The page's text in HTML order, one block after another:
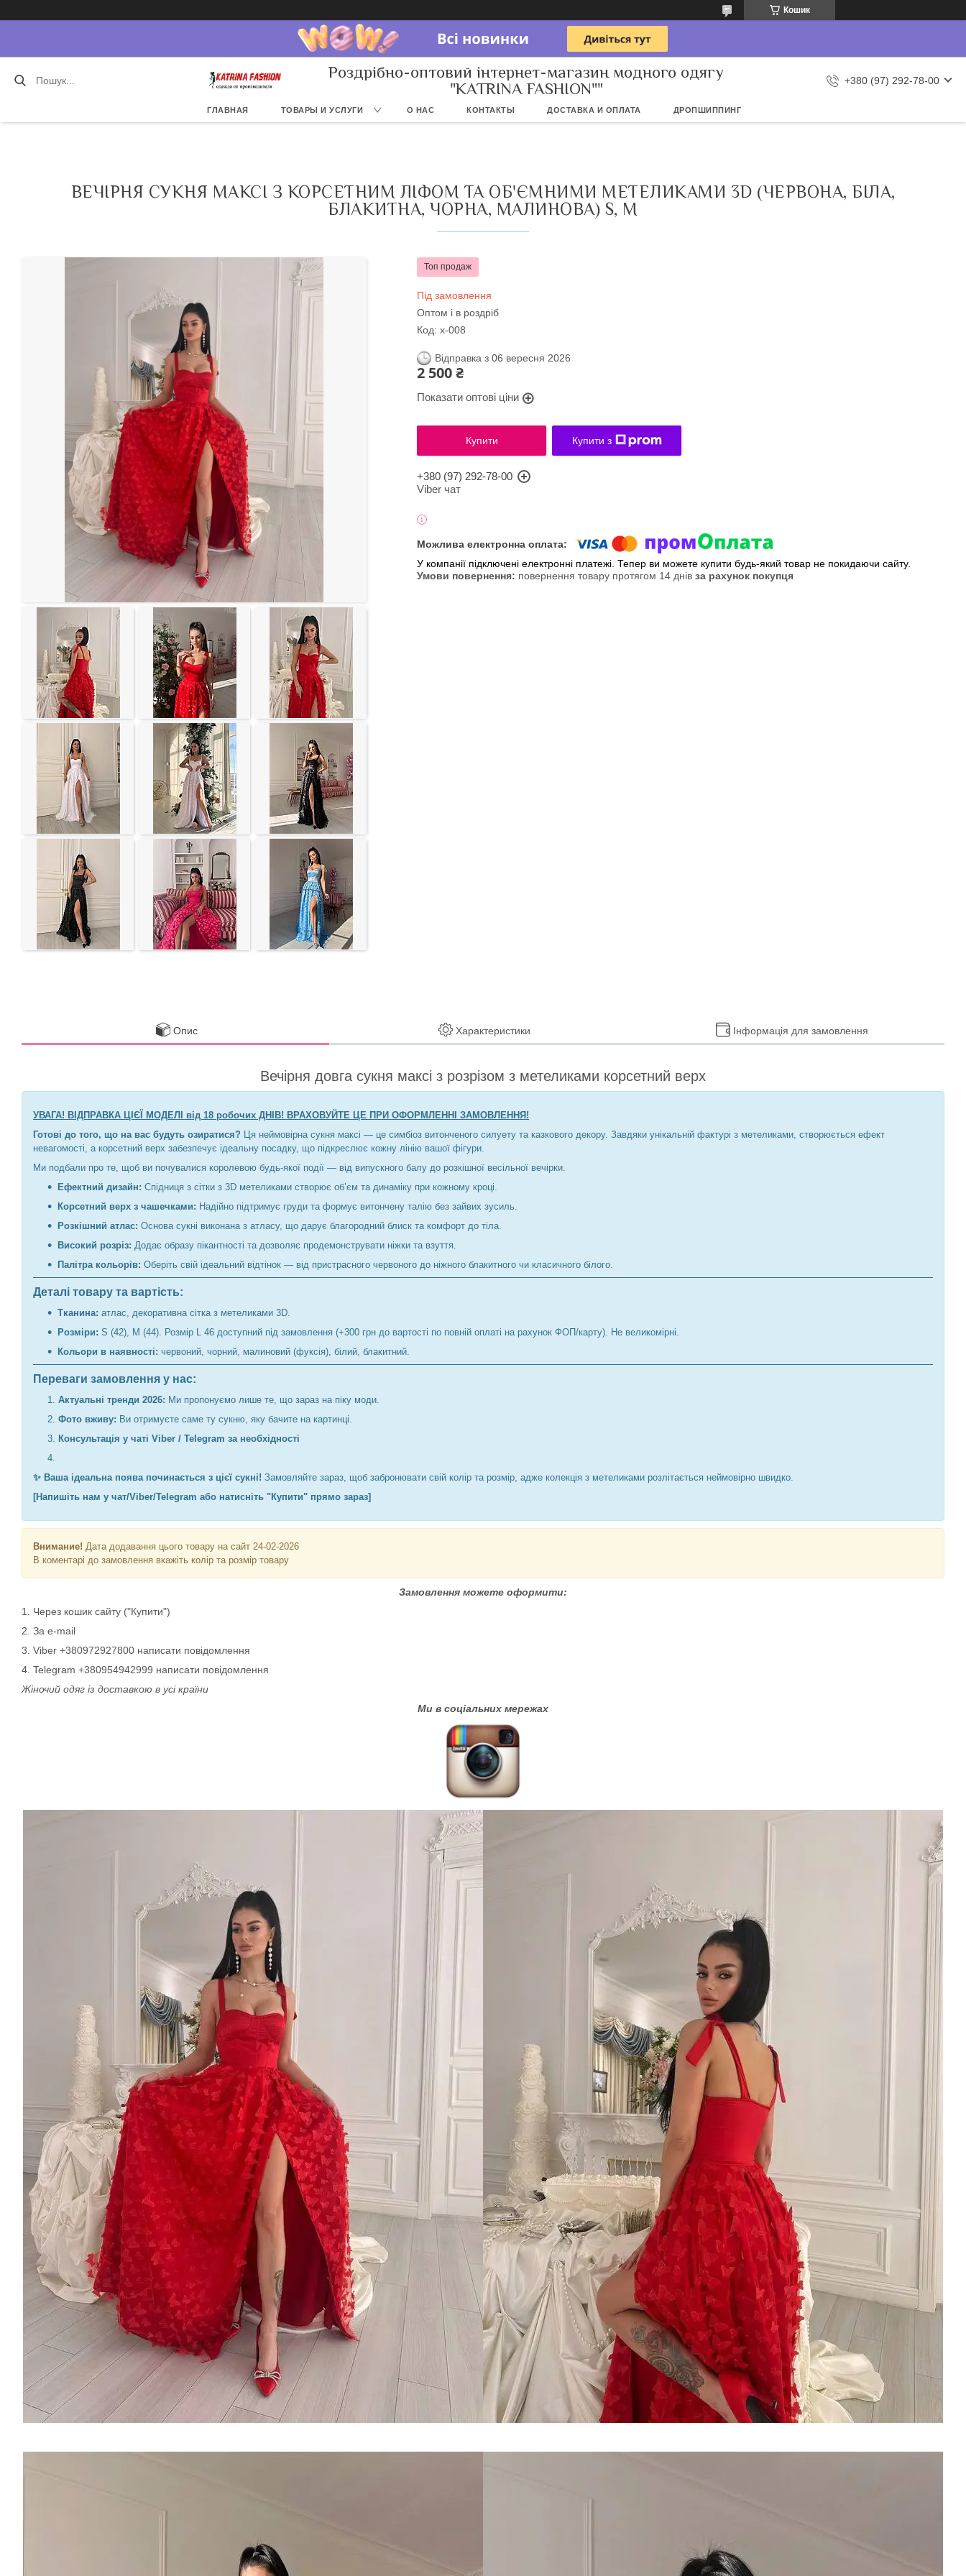
Кошик
Роздрібно-оптовий інтернет-магазин модного одягу
"KATRINA FASHION""
+380 (97) 292-78-00
ГЛАВНАЯ ТОВАРЫ И УСЛУГИ О НАС КОНТАКТЫ ДОСТАВКА И ОПЛАТА ДРОПШИППИНГ
ВЕЧІРНЯ СУКНЯ МАКСІ З КОРСЕТНИМ ЛІФОМ ТА ОБ'ЄМНИМИ МЕТЕЛИКАМИ 3D (ЧЕРВОНА, БІЛА,
БЛАКИТНА, ЧОРНА, МАЛИНОВА) S, M
Топ продаж
Під замовлення
Оптом і в роздріб
Код: х-008
Відправка з 06 вересня 2026
2 500 ₴
Показати оптові ціни
Купити Купити з
+380 (97) 292-78-00
Viber чат
У компанії підключені електронні платежі. Тепер ви можете купити будь-який товар не покидаючи сайту.
повернення товару протягом 14 днів за рахунок покупця
Опис Характеристики Інформація для замовлення
Вечірня довга сукня максі з розрізом з метеликами корсетний верх
УВАГА! ВІДПРАВКА ЦІЄЇ МОДЕЛІ від 18 робочих ДНІВ! ВРАХОВУЙТЕ ЦЕ ПРИ ОФОРМЛЕННІ ЗАМОВЛЕННЯ!
Готові до того, що на вас будуть озиратися? Ця неймовірна сукня максі — це симбіоз витонченого силуету та казкового декору. Завдяки унікальній фактурі з метеликами, створюється ефект
невагомості, а корсетний верх забезпечує ідеальну посадку, що підкреслює кожну лінію вашої фігури.
Ми подбали про те, щоб ви почувалися королевою будь-якої події — від випускного балу до розкішної весільної вечірки.
Ефектний дизайн: Спідниця з сітки з 3D метеликами створює об’єм та динаміку при кожному кроці.
Корсетний верх з чашечками: Надійно підтримує груди та формує витончену талію без зайвих зусиль.
Розкішний атлас: Основа сукні виконана з атласу, що дарує благородний блиск та комфорт до тіла.
Високий розріз: Додає образу пікантності та дозволяє продемонструвати ніжки та взуття.
Палітра кольорів: Оберіть свій ідеальний відтінок — від пристрасного червоного до ніжного блакитного чи класичного білого.
Деталі товару та вартість:
Тканина: атлас, декоративна сітка з метеликами 3D.
Розміри: S (42), M (44). Розмір L 46 доступний під замовлення (+300 грн до вартості по повній оплаті на рахунок ФОП/карту). Не великомірні.
Кольори в наявності: червоний, чорний, малиновий (фуксія), білий, блакитний.
Переваги замовлення у нас:
Актуальні тренди 2026: Ми пропонуємо лише те, що зараз на піку моди.
Фото вживу: Ви отримуєте саме ту сукню, яку бачите на картинці.
Консультація у чаті Viber / Telegram за необхідності
✨ Ваша ідеальна поява починається з цієї сукні! Замовляйте зараз, щоб забронювати свій колір та розмір, адже колекція з метеликами розлітається неймовірно швидко.
[Напишіть нам у чат/Viber/Telegram або натисніть "Купити" прямо зараз]
Внимание! Дата додавання цього товару на сайт 24-02-2026
В коментарі до замовлення вкажіть колір та розмір товару
Замовлення можете оформити:
1. Через кошик сайту ("Купити")
2. За e-mail
3. Viber +380972927800 написати повідомлення
4. Telegram +380954942999 написати повідомлення
Жіночий одяг із доставкою в усі країни
Ми в соціальних мережах